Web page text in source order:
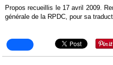
Propos recueillis le 17 avril 2009.
générale de la RPDC, pour sa